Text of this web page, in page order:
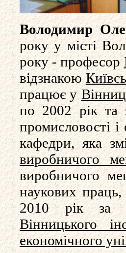
Володимир
року у місті
року - професор
відзнакою
працює у
по 2002 рік та
промисловості
кафедри, яка
виробничого
виробничого
наукових
2010 рік за
Вінницького
економічного